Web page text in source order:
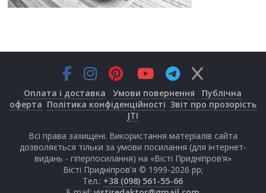
Оплата і доставка Умови повернення
Публічна
оферта Політика конфіденційності Звіт про прозорість
JTI
Всі права захищені. Використання матеріалів сайта
дозволяється тільки за умови посилання (для інтернет-
видань - гіперпосилання) на «Вісті Придніпров’я»
Вісті Придніпров'я © 1999-2026 рр;
Тел.: +38 (098) 561-55-66